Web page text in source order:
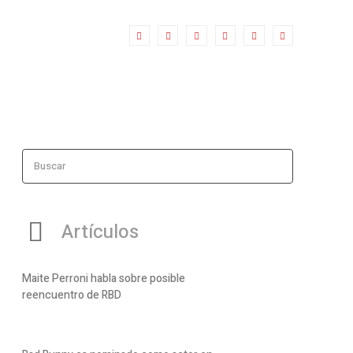
Buscar
Artículos
Maite Perroni habla sobre posible
reencuentro de RBD